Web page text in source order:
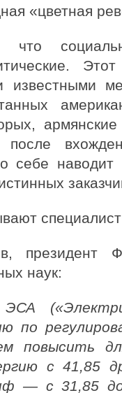
«цветная
что
известными
армянские
после
себе
президент
наук:
по
повысить
с 41,85
— с 31,85